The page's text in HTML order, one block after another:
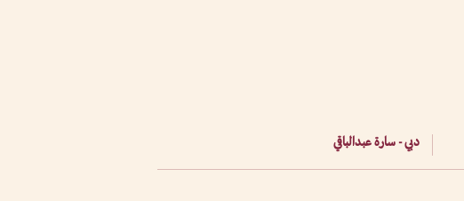
دبي - سارة عبدالباقي